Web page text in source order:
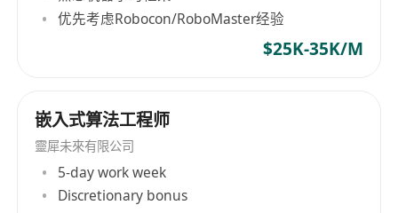
优先考虑Robocon/RoboMaster经验
$25K-35K/M
嵌入式算法工程师
靈犀未來有限公司
5-day work week
Discretionary bonus